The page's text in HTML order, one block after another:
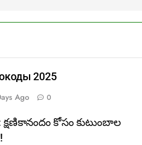
2025
Ago 0
క్షణికానందం కోసం కుటుంబాల